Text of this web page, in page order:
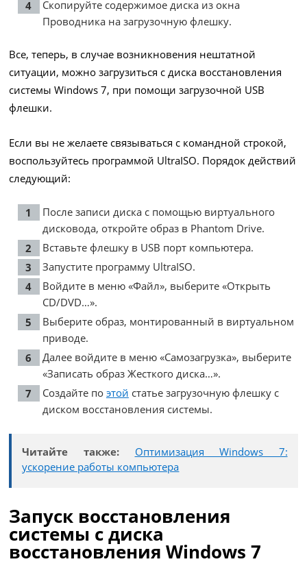
Скопируйте содержимое диска из окна
Проводника на загрузочную флешку.
Все, теперь, в случае возникновения нештатной
ситуации, можно загрузиться с диска восстановления
системы Windows 7, при помощи загрузочной USB
флешки.
Если вы не желаете связываться с командной строкой,
воспользуйтесь программой UltraISO. Порядок действий
следующий:
После записи диска с помощью виртуального
дисковода, откройте образ в Phantom Drive.
Вставьте флешку в USB порт компьютера.
Запустите программу UltraISO.
Войдите в меню «Файл», выберите «Открыть
CD/DVD…».
Выберите образ, монтированный в виртуальном
приводе.
Далее войдите в меню «Самозагрузка», выберите
«Записать образ Жесткого диска…».
Создайте по этой статье загрузочную флешку с
диском восстановления системы.
Читайте также:
Оптимизация Windows 7:
ускорение работы компьютера
Запуск восстановления
системы с диска
восстановления Windows 7